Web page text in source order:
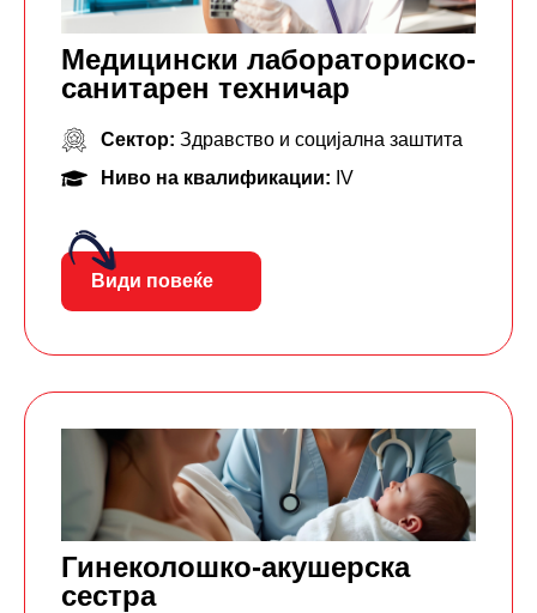
Mедицински лабораторискo-
санитарен техничар
Сектор: Здравство и социјална заштита
Ниво на квалификации: IV
Види повеќе
Гинеколошко-акушерска
сестра